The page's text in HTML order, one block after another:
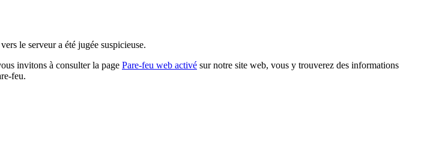
le serveur a été jugée suspicieuse.
invitons à consulter la page Pare-feu web activé sur notre site web, vous y trouverez des informations
feu.